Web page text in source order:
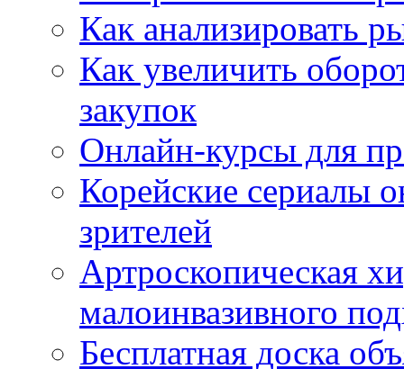
Как анализировать
Как увеличить
закупок
Онлайн-курсы для
Корейские сериалы
зрителей
Артроскопическая
малоинвазивного
Бесплатная доска